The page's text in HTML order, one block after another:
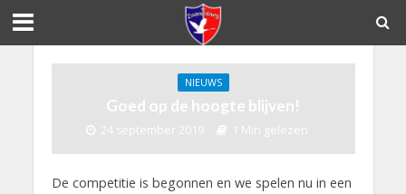
NIEUWS
Goed op de hoogte blijven!
24 september 2019 1 Min gelezen
De competitie is begonnen en we spelen nu in een